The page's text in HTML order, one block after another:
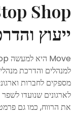
ייעוץ
למנהלים והדרכת
מספקים לחברות
לארגונים שנועדו
את הרווח, כמו גם